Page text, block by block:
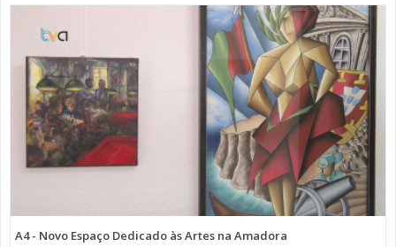
A4 - Novo Espaço Dedicado às Artes na Amadora